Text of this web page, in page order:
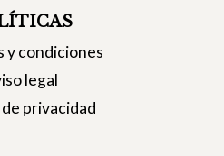
y condiciones
legal
privacidad